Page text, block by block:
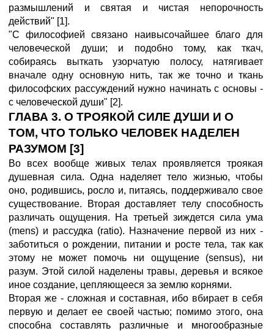
размышлений и святая и чистая непорочность
действий" [1].
"С философией связано наивысочайшее благо для
человеческой души; и подобно тому, как ткач,
собираясь выткать узорчатую полосу, натягивает
вначале одну основную нить, так же точно и ткань
философских рассуждений нужно начинать с основы -
с человеческой души" [2].
ГЛАВА 3. О ТРОЯКОЙ СИЛЕ ДУШИ И О
ТОМ, ЧТО ТОЛЬКО ЧЕЛОВЕК НАДЕЛЕН
РАЗУМОМ [3]
Во всех вообще живых телах проявляется троякая
душевная сила. Одна наделяет тело жизнью, чтобы
оно, родившись, росло и, питаясь, поддерживало свое
существование. Вторая доставляет телу способность
различать ощущения. На третьей зиждется сила ума
(mens) и рассудка (ratio). Назначение первой из них -
заботиться о рождении, питании и росте тела, так как
этому не может помочь ни ощущение (sensus), ни
разум. Этой силой наделены травы, деревья и всякое
иное создание, цепляющееся за землю корнями.
Вторая же - сложная и составная, ибо вбирает в себя
первую и делает ее своей частью; помимо этого, она
способна составлять различные и многообразные